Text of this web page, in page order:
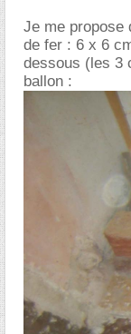
Je me propose
de fer : 6 x 6
dessous (les 3
ballon :